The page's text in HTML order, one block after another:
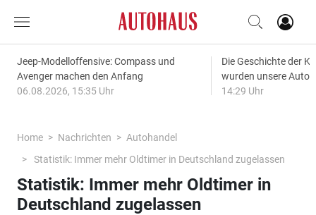
Jeep-Modelloffensive: Compass und
Avenger machen den Anfang
06.08.2026, 15:35 Uhr
Die Geschichte der
wurden unsere
14:29 Uhr
Home Nachrichten
Autohandel
Statistik: Immer mehr Oldtimer in Deutschland zugelassen
Statistik: Immer mehr Oldtimer in
Deutschland zugelassen